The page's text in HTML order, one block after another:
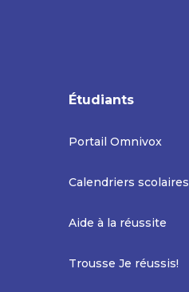
Étudiants
Portail Omnivox
Calendriers scolaires
Aide à la réussite
Trousse Je réussis!